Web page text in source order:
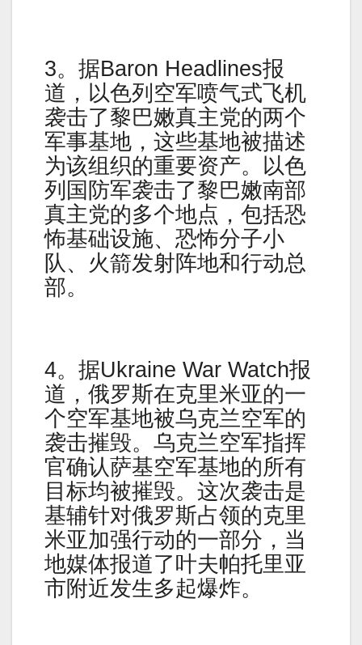
3。据Baron Headlines报
道，以色列空军喷气式飞机
袭击了黎巴嫩真主党的两个
军事基地，这些基地被描述
为该组织的重要资产。以色
列国防军袭击了黎巴嫩南部
真主党的多个地点，包括恐
怖基础设施、恐怖分子小
队、火箭发射阵地和行动总
部。
4。据Ukraine War Watch报
道，俄罗斯在克里米亚的一
个空军基地被乌克兰空军的
袭击摧毁。乌克兰空军指挥
官确认萨基空军基地的所有
目标均被摧毁。这次袭击是
基辅针对俄罗斯占领的克里
米亚加强行动的一部分，当
地媒体报道了叶夫帕托里亚
市附近发生多起爆炸。